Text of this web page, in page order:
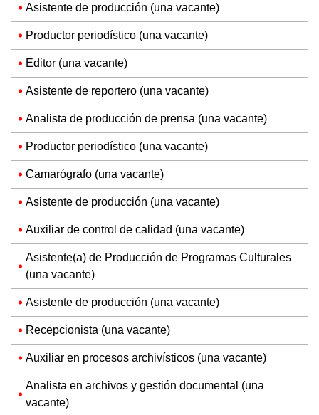
Asistente de producción (una vacante)
Productor periodístico (una vacante)
Editor (una vacante)
Asistente de reportero (una vacante)
Analista de producción de prensa (una vacante)
Productor periodístico (una vacante)
Camarógrafo (una vacante)
Asistente de producción (una vacante)
Auxiliar de control de calidad (una vacante)
Asistente(a) de Producción de Programas Culturales
(una vacante)
Asistente de producción (una vacante)
Recepcionista (una vacante)
Auxiliar en procesos archivísticos (una vacante)
Analista en archivos y gestión documental (una
vacante)